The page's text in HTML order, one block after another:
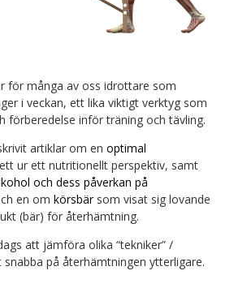
för många av oss idrottare som
i veckan, ett lika viktigt verktyg som
förberedelse inför träning och tävling.
artiklar om en optimal
ur ett nutritionellt perspektiv, samt
och dess påverkan på
en om körsbärsom visat sig lovande
(bär) för återhämtning.
att jämföra olika “tekniker” /
på återhämtningen ytterligare.